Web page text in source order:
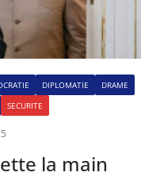
DIPLOMATIE
DRAME
SECURITE
la main